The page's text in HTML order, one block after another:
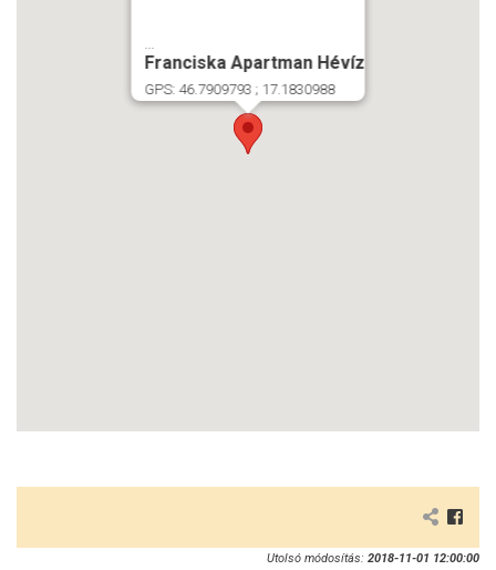
...
Franciska Apartman Hévíz
GPS: 46.7909793 ; 17.1830988
Utolsó módosítás: 2018-11-01 12:00:00